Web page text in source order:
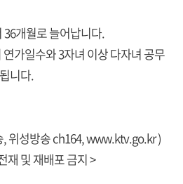
개월로 늘어납니다.
가일수와 3자녀 이상 다자녀 공무
니다.
위성방송 ch164,www.ktv.go.kr)
및 재배포 금지 >